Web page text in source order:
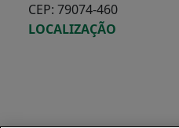
CEP: 79074-460
LOCALIZAÇÃO